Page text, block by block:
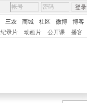
登录
三农 商城 社区 微博 博客
纪录片 动画片 公开课 播客